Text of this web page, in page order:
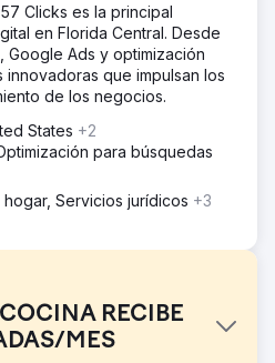
Clicks es la principal
en Florida Central. Desde
Google Ads y optimización
que impulsan los
de los negocios.
States +2
para búsquedas
Servicios jurídicos +3
RECIBE
MES